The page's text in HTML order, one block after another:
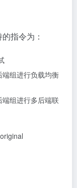
指令为：
端组进行负载均衡
端组进行多后端联